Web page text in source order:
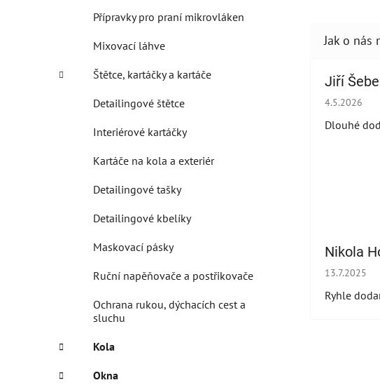
Přípravky pro praní mikrovláken
Mixovací láhve
Štětce, kartáčky a kartáče
Detailingové štětce
Interiérové kartáčky
Kartáče na kola a exteriér
Detailingové tašky
Detailingové kbelíky
Maskovací pásky
Ruční napěňovače a postřikovače
Ochrana rukou, dýchacích cest a
sluchu
Kola
Okna
Jiří
Hodnocení
4.5.2026
Dlouhé
Nikola
Hodnocení
13.7.2025
Ryhle